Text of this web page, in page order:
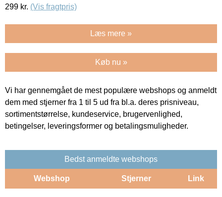
299 kr. (Vis fragtpris)
Læs mere »
Køb nu »
Vi har gennemgået de mest populære webshops og anmeldt
dem med stjerner fra 1 til 5 ud fra bl.a. deres prisniveau,
sortimentstørrelse, kundeservice, brugervenlighed,
betingelser, leveringsformer og betalingsmuligheder.
Bedst anmeldte webshops
Webshop Stjerner Link